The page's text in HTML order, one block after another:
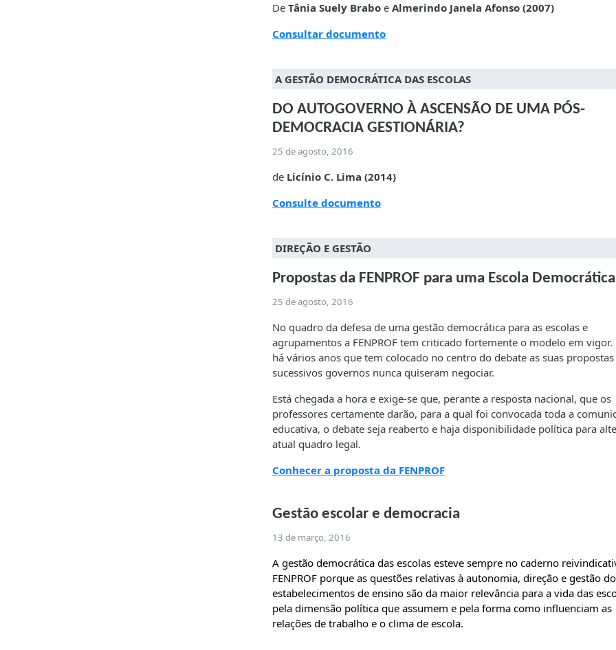
DeTânia Suely Brabo e Almerindo Janela Afonso (2007)
Consultar documento
A GESTÃO DEMOCRÁTICA DAS ESCOLAS
DO AUTOGOVERNO À ASCENSÃO DE UMA PÓS-
DEMOCRACIA GESTIONÁRIA?
25 de agosto, 2016
deLicínio C. Lima (2014)
Consulte documento
DIREÇÃO E GESTÃO
Propostas da FENPROF para uma Escola Democrática
25 de agosto, 2016
No quadro da defesa de uma gestão democrática para as escolas e
agrupamentos a FENPROF tem criticado fortemente o modelo em vigor.
há vários anos que tem colocado no centro do debate as suas
sucessivos governos nunca quiseram negociar.
Está chegada a hora e exige-se que, perante a resposta nacional, que os
professores certamente darão, para a qual foi convocada toda a
educativa, o debate seja reaberto e haja disponibilidade política para
atual quadro legal.
Conhecer a proposta da FENPROF
Gestão escolar e democracia
13 de março, 2016
A gestão democrática das escolas esteve sempre no caderno
FENPROF porque as questões relativas à autonomia, direção e gestão
estabelecimentos de ensino são da maior relevância para a vida das
pela dimensão política que assumem e pela forma como influenciam as
relações de trabalho e o clima de escola.